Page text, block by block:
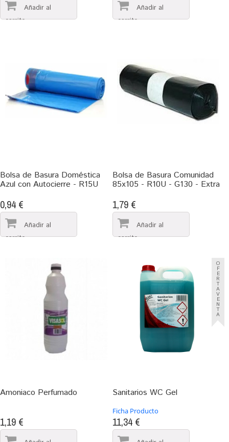
Bolsa de Basura Doméstica
Azul con Autocierre - R15U
0,94 €
Bolsa de Basura Comunidad
85x105 - R10U - G130 - Extra
1,79 €
Amoniaco Perfumado
1,19 €
O
F
E
R
T
A
V
E
N
T
A
Sanitarios WC Gel
Ficha Producto
11,34 €